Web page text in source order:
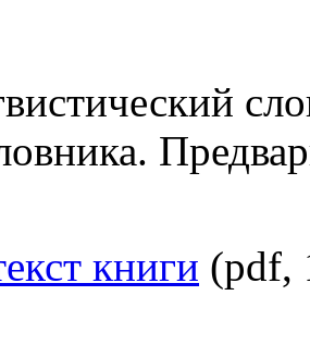
книги (pdf,